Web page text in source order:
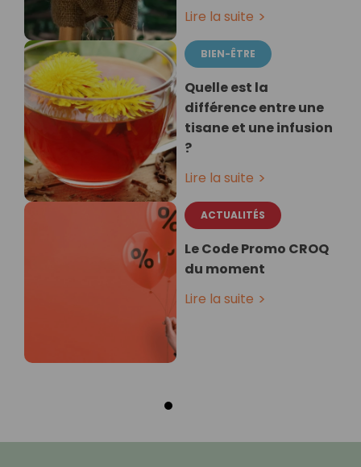
Lire la suite
BIEN-ÊTRE
Quelle est la
différence entre une
tisane et une infusion
?
Lire la suite
ACTUALITÉS
Le Code Promo CROQ
du moment
Lire la suite